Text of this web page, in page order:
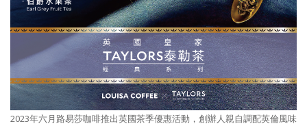
2023年六月路易莎咖啡推出英國茶季優惠活動，創辦人親自調配英倫風味